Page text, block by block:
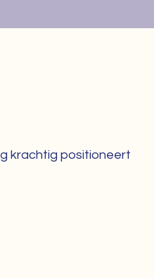
krachtig positioneert